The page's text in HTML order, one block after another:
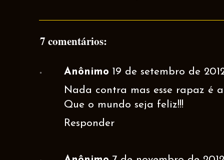
7 comentários:
Anônimo 19 de setembro de
Nada contra mas esse rapaz é
Que o mundo seja feliz!!!
Responder